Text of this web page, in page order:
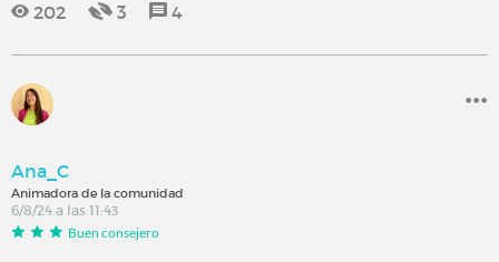
202 3 4
Ana_C
Animadora de la comunidad
6/8/24 a las 11:43
Buen consejero